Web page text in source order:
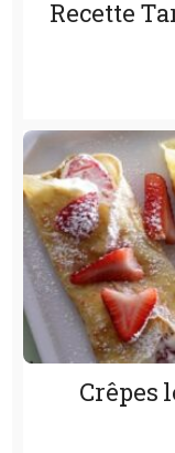
Recette
Crêpes